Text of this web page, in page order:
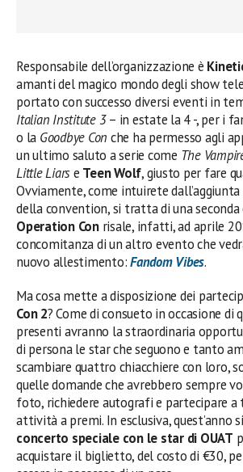
Responsabile dell’organizzazione è
amanti del magico mondo degli show
portato con successo diversi eventi in
Italian Institute 3– in estate la 4 -, per i
o la Goodbye Con che ha permesso agli
un ultimo saluto a serie come The
Little Liarse Teen Wolf, giusto per fare
Ovviamente, come intuirete dall’aggiunta
della convention, si tratta di una seconda
Operation Conrisale, infatti, ad aprile
concomitanza di un altro evento che
nuovo allestimento:Fandom Vibes.
Ma cosa mette a disposizione dei
Con 2? Come di consueto in occasione di
presenti avranno la straordinaria
di persona le star che seguono e tanto
scambiare quattro chiacchiere con loro,
quelle domande che avrebbero sempre
foto, richiedere autografi e partecipare
attività a premi. In esclusiva, quest’anno
concerto speciale con le star di OUAT
acquistare il biglietto, del costo di €30,